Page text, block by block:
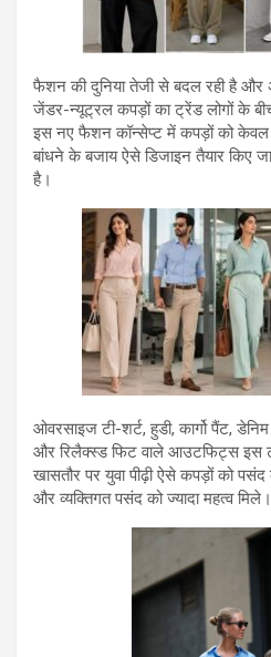
फैशन की दुनिया तेजी से बदल रही है और
जेंडर-न्यूट्रल कपड़ों का ट्रेंड लोगों के
इस नए फैशन कॉन्सेप्ट में कपड़ों को केवल
बांधने के बजाय ऐसे डिजाइन तैयार किए
है।
ओवरसाइज टी-शर्ट, हुडी, कार्गो पैंट,
और रिलैक्स्ड फिट वाले आउटफिट्स इस
खासतौर पर युवा पीढ़ी ऐसे कपड़ों को
और व्यक्तिगत पसंद को ज्यादा महत्व मिले।